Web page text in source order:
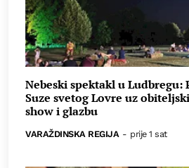
Nebeski spektakl u Ludbregu:
Suze svetog Lovre uz
show i glazbu
VARAŽDINSKA REGIJA - prije 1 sat